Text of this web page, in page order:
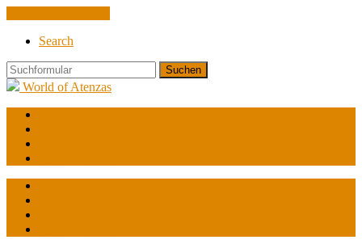
Search
Suchen
World of Atenzas